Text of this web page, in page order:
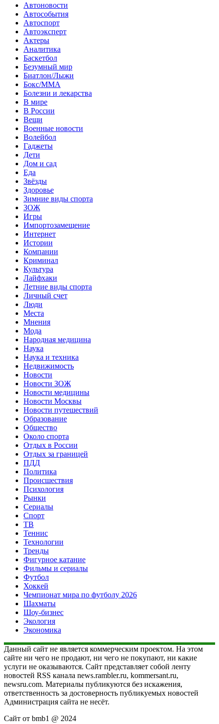
Автоновости
Автособытия
Автоспорт
Автоэксперт
Актеры
Аналитика
Баскетбол
Безумный мир
Биатлон/Лыжи
Бокс/MMA
Болезни и лекарства
В мире
В России
Вещи
Военные новости
Волейбол
Гаджеты
Дети
Дом и сад
Еда
Звёзды
Здоровье
Зимние виды спорта
ЗОЖ
Игры
Импортозамещение
Интернет
Истории
Компании
Криминал
Культура
Лайфхаки
Летние виды спорта
Личный счет
Люди
Места
Мнения
Мода
Народная медицина
Наука
Наука и техника
Недвижимость
Новости
Новости ЗОЖ
Новости медицины
Новости Москвы
Новости путешествий
Образование
Общество
Около спорта
Отдых в России
Отдых за границей
ПДД
Политика
Происшествия
Психология
Рынки
Сериалы
Спорт
ТВ
Теннис
Технологии
Тренды
Фигурное катание
Фильмы и сериалы
Футбол
Хоккей
Чемпионат мира по футболу 2026
Шахматы
Шоу-бизнес
Экология
Экономика
Данный сайт не является коммерческим проектом. На этом
сайте ни чего не продают, ни чего не покупают, ни какие
услуги не оказываются. Сайт представляет собой ленту
новостей RSS канала news.rambler.ru, kommersant.ru,
newsru.com. Материалы публикуются без искажения,
ответственность за достоверность публикуемых новостей
Администрация сайта не несёт.
Сайт от bmb1 @ 2024